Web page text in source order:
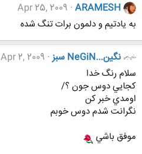
ARAMESH
Apr 25, 2009
به یادتیم و دلمون برات تنگ شده
نگين...NeGiN سبز
Apr 2, 2009
سلام رنگ خدا
كجايي دوس جون ؟/
اومدي خبر كن
نگرانت شدم دوس خوبم
موفق باشي